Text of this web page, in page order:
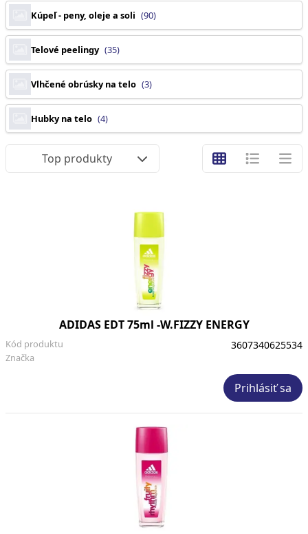
Kúpeľ - peny, oleje a soli (90)
Telové peelingy (35)
Vlhčené obrúsky na telo (3)
Hubky na telo (4)
Top produkty
ADIDAS EDT 75ml -W.FIZZY ENERGY
Značka
Kód produktu 3607340625534
Prihlásiť sa